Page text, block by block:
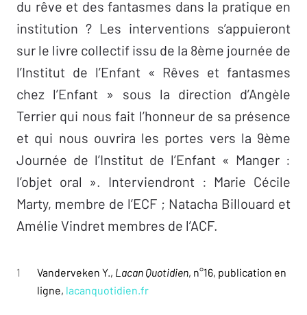
du rêve et des fantasmes dans la pratique en
institution ? Les interventions s’appuieront
sur le livre collectif issu de la 8ème journée de
l’Institut de l’Enfant « Rêves et fantasmes
chez l’Enfant » sous la direction d’Angèle
Terrier qui nous fait l’honneur de sa présence
et qui nous ouvrira les portes vers la 9ème
Journée de l’Institut de l’Enfant « Manger :
l’objet oral ». Interviendront : Marie Cécile
Marty, membre de l’ECF ; Natacha Billouard et
Amélie Vindret membres de l’ACF.
1 Vanderveken Y., Lacan Quotidien, n°16, publication en
ligne, lacanquotidien.fr